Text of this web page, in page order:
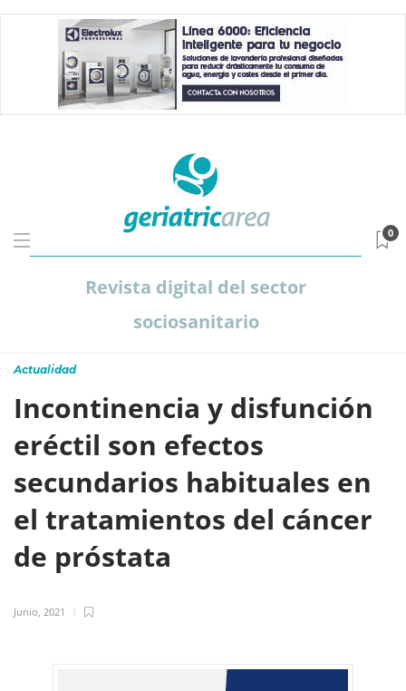
Revista digital del sector
sociosanitario
0
Actualidad
Incontinencia y disfunción
eréctil son efectos
secundarios habituales en
el tratamientos del cáncer
de próstata
Junio, 2021